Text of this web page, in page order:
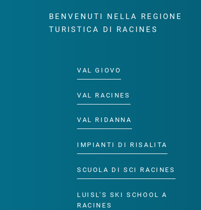
BENVENUTI NELLA REGIONE
TURISTICA DI RACINES
VAL GIOVO
VAL RACINES
VAL RIDANNA
IMPIANTI DI RISALITA
SCUOLA DI SCI RACINES
LUISL'S SKI SCHOOL A
RACINES